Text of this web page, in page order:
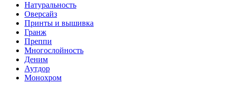
Натуральность
Оверсайз
Принты и вышивка
Гранж
Преппи
Многослойность
Деним
Аутдор
Монохром